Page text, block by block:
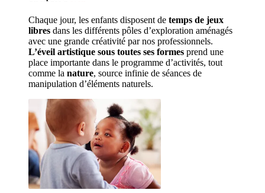
Chaque jour, les enfants disposent de temps de jeux
libres dans les différents pôles d’exploration aménagés
L’éveil artistique sous toutes ses formes prend une
place importante dans le programme d’activités, tout
comme la nature, source infinie de séances de
manipulation d’éléments naturels.